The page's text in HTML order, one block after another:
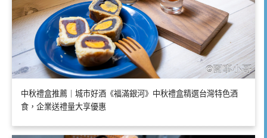
中秋禮盒推薦｜城市好酒《福滿銀河》中秋禮盒精選台灣特色酒
食，企業送禮量大享優惠